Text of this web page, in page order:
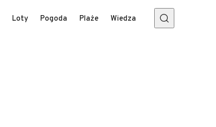
Loty Pogoda Plaże Wiedza